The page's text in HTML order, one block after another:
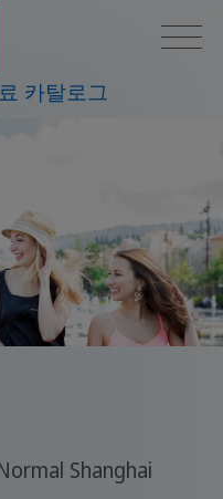
카탈로그
Shanghai